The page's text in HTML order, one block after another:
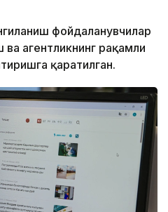
фойдаланувчилар
агентликнинг рақамли
қаратилган.